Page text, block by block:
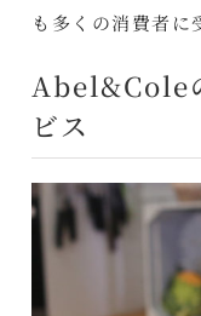
も多くの消費者に
Abel&Cole
ビス